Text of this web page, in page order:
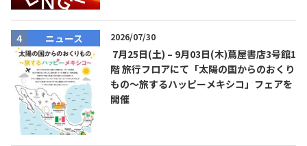
About テキーラとは
テキーラのつくり方
テキーラの飲み方
ニュース 2026/07/30
7月25日(土) – 9月03日(木)蔦屋書店3号館1
階 旅行フロアにて「太陽の国からのおくり
もの～旅するハッピーメキシコ」フェアを
開催